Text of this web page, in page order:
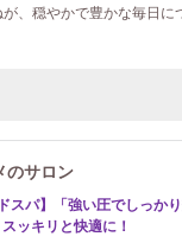
、穏やかで豊かな毎日に
のサロン
スパ】「強い圧でしっか
ッキリと快適に！